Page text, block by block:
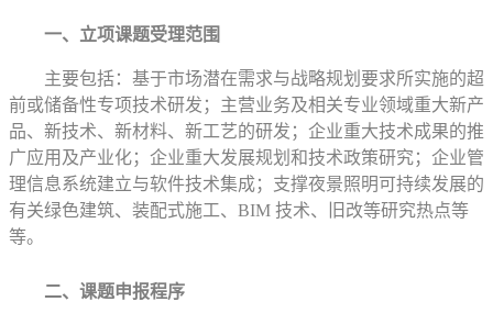
一、立项课题受理范围
主要包括：基于市场潜在需求与战略规划要求所实施的超
前或储备性专项技术研发；主营业务及相关专业领域重大新产
品、新技术、新材料、新工艺的研发；企业重大技术成果的推
广应用及产业化；企业重大发展规划和技术政策研究；企业管
理信息系统建立与软件技术集成；支撑夜景照明可持续发展的
有关绿色建筑、装配式施工、BIM 技术、旧改等研究热点等
等。
二、课题申报程序